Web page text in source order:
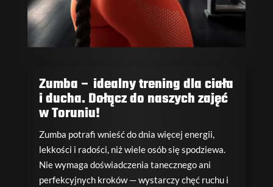
Zumba – idealny trening dla ciała
i ducha. Dołącz do naszych zajęć
w Toruniu!
Zumba potrafi wnieść do dnia więcej energii,
lekkości i radości, niż wiele osób się spodziewa.
Nie wymaga doświadczenia tanecznego ani
perfekcyjnych kroków — wystarczy chęć ruchu i